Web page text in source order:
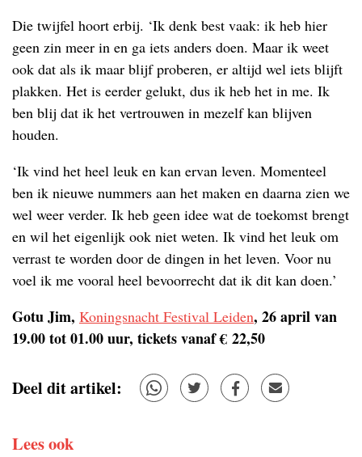
Die twijfel hoort erbij. ‘Ik denk best vaak: ik heb hier
geen zin meer in en ga iets anders doen. Maar ik weet
ook dat als ik maar blijf proberen, er altijd wel iets blijft
plakken. Het is eerder gelukt, dus ik heb het in me. Ik
ben blij dat ik het vertrouwen in mezelf kan blijven
houden.
‘Ik vind het heel leuk en kan ervan leven. Momenteel
ben ik nieuwe nummers aan het maken en daarna zien we
wel weer verder. Ik heb geen idee wat de toekomst brengt
en wil het eigenlijk ook niet weten. Ik vind het leuk om
verrast te worden door de dingen in het leven. Voor nu
voel ik me vooral heel bevoorrecht dat ik dit kan doen.’
Gotu Jim, Koningsnacht Festival Leiden, 26 april van
19.00 tot 01.00 uur, tickets vanaf € 22,50
Deel dit artikel:
Lees ook